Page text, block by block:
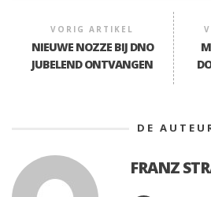
VORIG ARTIKEL
NIEUWE NOZZE BIJ DNO
JUBELEND ONTVANGEN
DE
FRANZ